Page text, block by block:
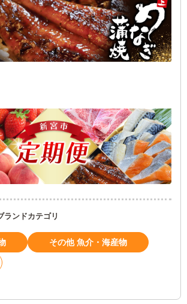
ランドカテゴリ
その他 魚介・海産物